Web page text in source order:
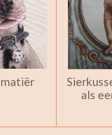
als